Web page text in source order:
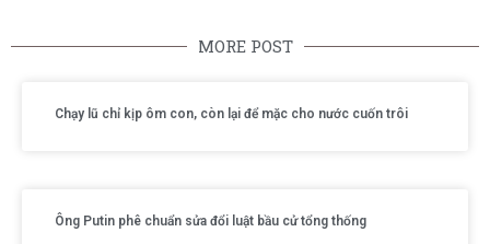
MORE POST
Chạy lũ chỉ kịp ôm con, còn lại để mặc cho nước cuốn trôi
Ông Putin phê chuẩn sửa đổi luật bầu cử tổng thống